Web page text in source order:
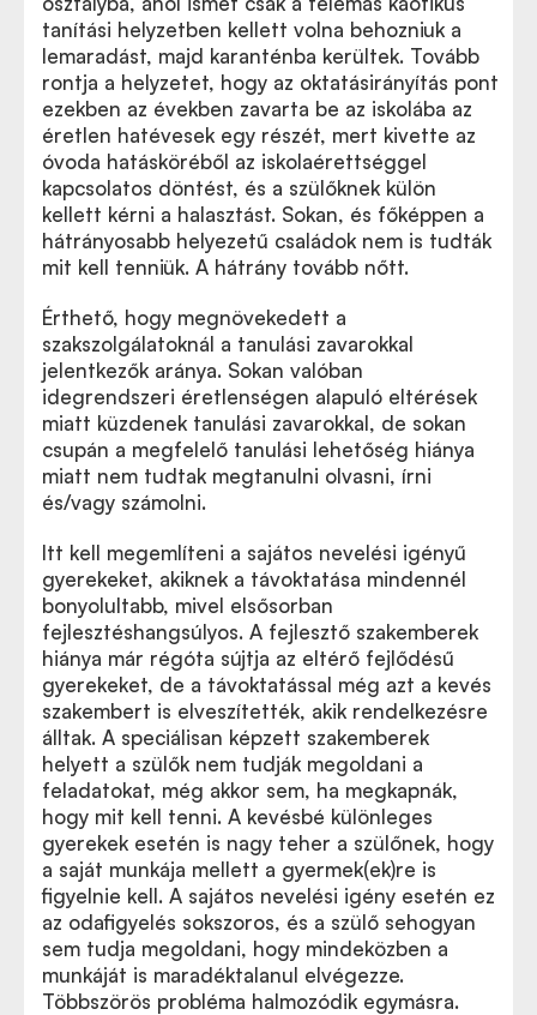
tanítási helyzetben kellett volna behozniuk a
lemaradást, majd karanténba kerültek. Tovább
rontja a helyzetet, hogy az oktatásirányítás pont
ezekben az években zavarta be az iskolába az
éretlen hatévesek egy részét, mert kivette az
óvoda hatásköréből az iskolaérettséggel
kapcsolatos döntést, és a szülőknek külön
kellett kérni a halasztást. Sokan, és főképpen a
hátrányosabb helyezetű családok nem is tudták
mit kell tenniük. A hátrány tovább nőtt.
Érthető, hogy megnövekedett a
szakszolgálatoknál a tanulási zavarokkal
jelentkezők aránya. Sokan valóban
idegrendszeri éretlenségen alapuló eltérések
miatt küzdenek tanulási zavarokkal, de sokan
csupán a megfelelő tanulási lehetőség hiánya
miatt nem tudtak megtanulni olvasni, írni
és/vagy számolni.
Itt kell megemlíteni a sajátos nevelési igényű
gyerekeket, akiknek a távoktatása mindennél
bonyolultabb, mivel elsősorban
fejlesztéshangsúlyos. A fejlesztő szakemberek
hiánya már régóta sújtja az eltérő fejlődésű
gyerekeket, de a távoktatással még azt a kevés
szakembert is elveszítették, akik rendelkezésre
álltak. A speciálisan képzett szakemberek
helyett a szülők nem tudják megoldani a
feladatokat, még akkor sem, ha megkapnák,
hogy mit kell tenni. A kevésbé különleges
gyerekek esetén is nagy teher a szülőnek, hogy
a saját munkája mellett a gyermek(ek)re is
figyelnie kell. A sajátos nevelési igény esetén ez
az odafigyelés sokszoros, és a szülő sehogyan
sem tudja megoldani, hogy mindeközben a
munkáját is maradéktalanul elvégezze.
Többszörös probléma halmozódik egymásra.